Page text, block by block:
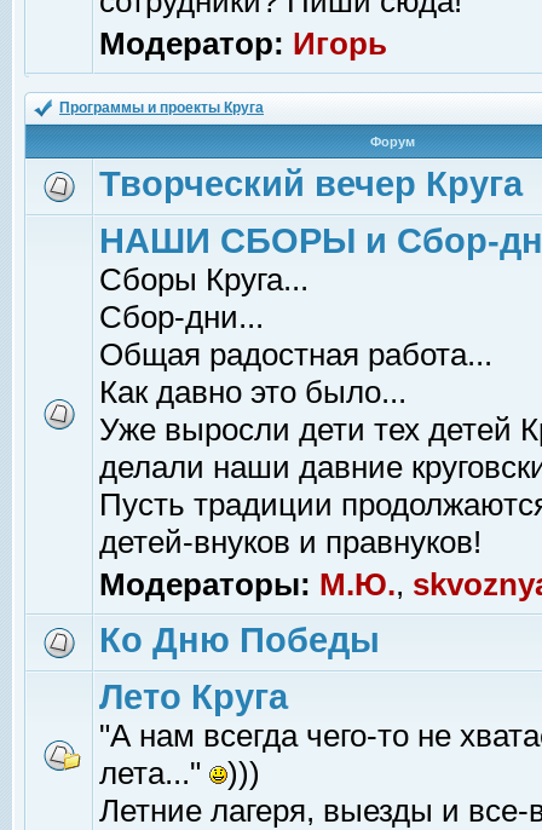
Модератор: Игорь
Программы и проекты Круга
Форум
Творческий вечер Круга
НАШИ СБОРЫ и Сбор-
Сборы Круга...
Сбор-дни...
Общая радостная работа...
Как давно это было...
Уже выросли дети тех детей
делали наши давние
Пусть традиции
детей-внуков и правнуков!
Модераторы: М.Ю.,
Ко Дню Победы
Лето Круга
"А нам всегда чего-то не
лета..."
)))
Летние лагеря, выезды и все-